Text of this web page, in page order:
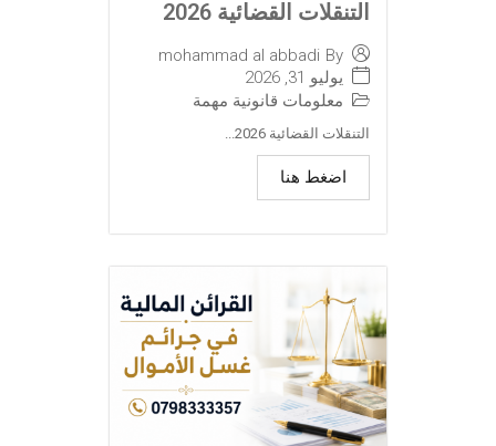
التنقلات القضائية 2026
By
mohammad al abbadi
يوليو 31, 2026
معلومات قانونية مهمة
التنقلات القضائية 2026...
اضغط هنا